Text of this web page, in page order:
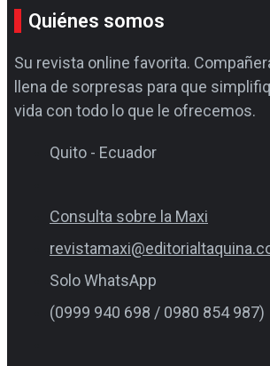
Quiénes somos
Su revista online favorita.
llena de sorpresas para que
vida con todo lo que le ofrecemos.
Quito - Ecuador
Consulta sobre la Maxi
Solo WhatsApp
(0999 940 698 / 0980 854 987)